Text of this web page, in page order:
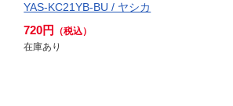
YAS-KC21YB-BU / ヤシカ
720円
（税込）
在庫あり